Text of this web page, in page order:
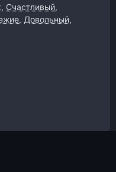
, Счастливый,
, Довольный,